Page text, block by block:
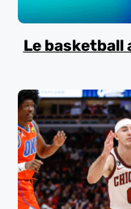
Le basketball